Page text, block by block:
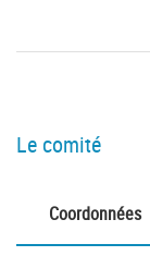
Le comité
Coordonnées